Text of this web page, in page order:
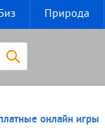
Природа
онлайн игры